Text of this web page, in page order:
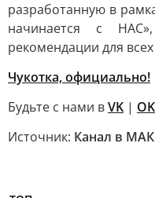
разработанную в
начинается с
рекомендации для
Чукотка, официально!
Будьте с нами вVK | OK
Источник: Канал в